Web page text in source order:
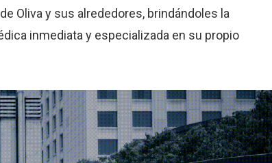
Oliva y sus alrededores, brindándoles la
inmediata y especializada en su propio